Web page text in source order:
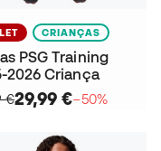
CRIANÇAS
PSG Training
2026 Criança
€29,99 €−50%